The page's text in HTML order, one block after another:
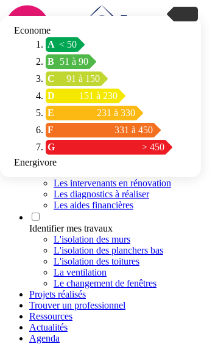
Connexion / Inscription
Trouver mon
espace conseil
Les intervenants en rénovation
Les diagnostics à réaliser
Les aides financières
Identifier mes travaux
L'isolation des murs
L'isolation des planchers bas
L'isolation des toitures
La ventilation
Le changement de fenêtres
Projets réalisés
Trouver un professionnel
Ressources
Actualités
Agenda
Econome
A < 50
B 51 à 90
C
91 à 150
D
151 à 230
E
231 à 330
F
331 à 450
G
> 450
Energivore